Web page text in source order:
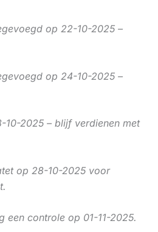
op 22-10-2025 –
op 24-10-2025 –
10-2025 – blijf verdienen met
op 28-10-2025 voor
een controle op 01-11-2025.